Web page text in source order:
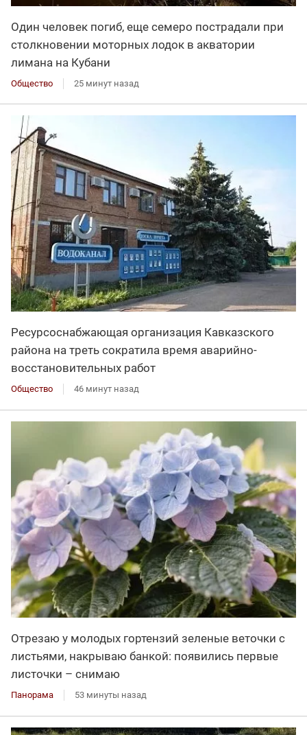
Один человек погиб, еще семеро пострадали при
столкновении моторных лодок в акватории
лимана на Кубани
Общество 25 минут назад
Ресурсоснабжающая организация Кавказского
района на треть сократила время аварийно-
восстановительных работ
Общество 46 минут назад
Отрезаю у молодых гортензий зеленые веточки с
листьями, накрываю банкой: появились первые
листочки – снимаю
Панорама 53 минуты назад